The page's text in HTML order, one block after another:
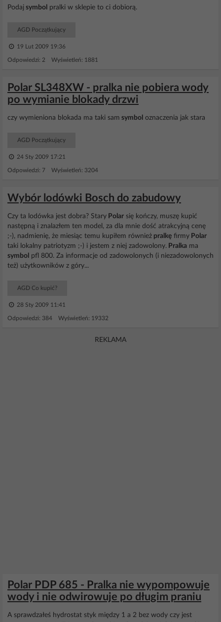
Podaj symbol pralki w sklepie to ci dobiorą.
AGD Początkujący
19 Lut 2009 19:36
Odpowiedzi: 2 Wyświetleń: 1881
Polar SL348XW - pralka nie pobiera wody
po wymianie blokady drzwi
czy wymieniona blokada ma taki sam symbol oznaczenia jak stara
AGD Początkujący
24 Sty 2009 17:21
Odpowiedzi: 7 Wyświetleń: 3204
Wybór lodówki Bosch do zabudowy
Czy ta lodówka jest dobra? Stary Polar się kończy, muszę kupić
następną i znalazłem ten model, za dla mnie dość atrakcyjną cenę
;-), nadmienię, że miesiąc temu kupiłem również pralkę firmy Polar
taki lokalny patriotyzm ;-) i jestem z niej zadowolony. Pralka ma
symbol pfl 800. Za informacje od zadowolonych (i niezadowolonych
też) użytkowników z góry...
AGD Co kupić?
28 Sty 2009 11:41
Odpowiedzi: 384 Wyświetleń: 19332
REKLAMA
Polar PDP 685 - Pralka nie wypompowuje
wody i nie odwirowuje po długim praniu
A sprawdzałeś hydrostat styk między 1 a 2 bez wody czy jest